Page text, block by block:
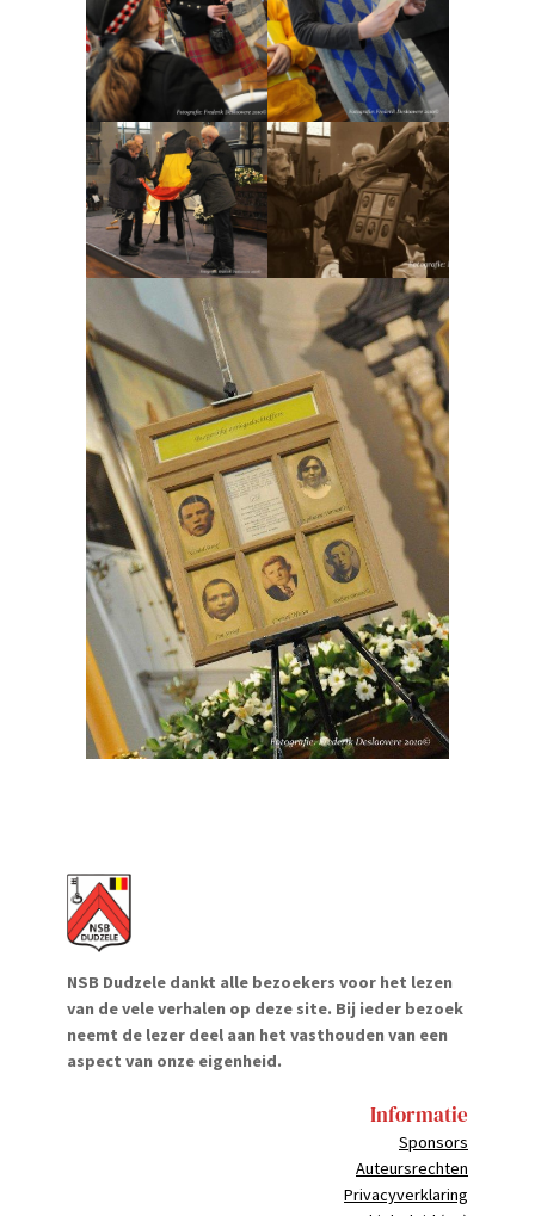
NSB Dudzele dankt alle bezoekers voor het lezen
van de vele verhalen op deze site. Bij ieder bezoek
neemt de lezer deel aan het vasthouden van een
aspect van onze eigenheid.
Informatie
Sponsors
Auteursrechten
Privacyverklaring